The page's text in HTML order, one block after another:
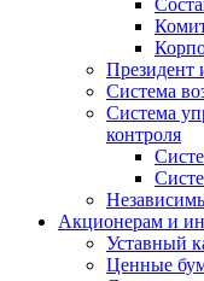
Президент
Система
Система
контроля
Акционерам и
Уставный
Ценные